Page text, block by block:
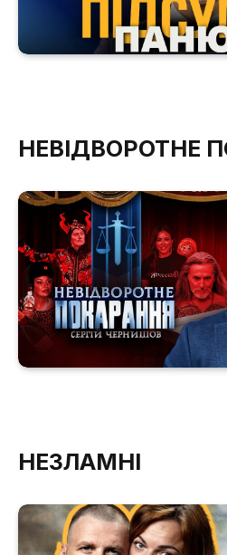
НЕВІДВОРОТНЕ
НЕЗЛАМНІ